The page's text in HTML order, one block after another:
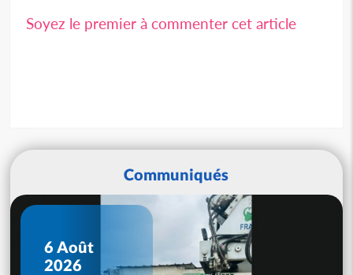
Soyez le premier à commenter cet article
Communiqués
6 Août
2026